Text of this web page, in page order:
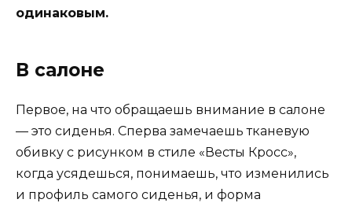
одинаковым.
В салоне
Первое, на что обращаешь внимание в салоне
— это сиденья. Сперва замечаешь тканевую
обивку с рисунком в стиле «Весты Кросс»,
когда усядешься, понимаешь, что изменились
и профиль самого сиденья, и форма